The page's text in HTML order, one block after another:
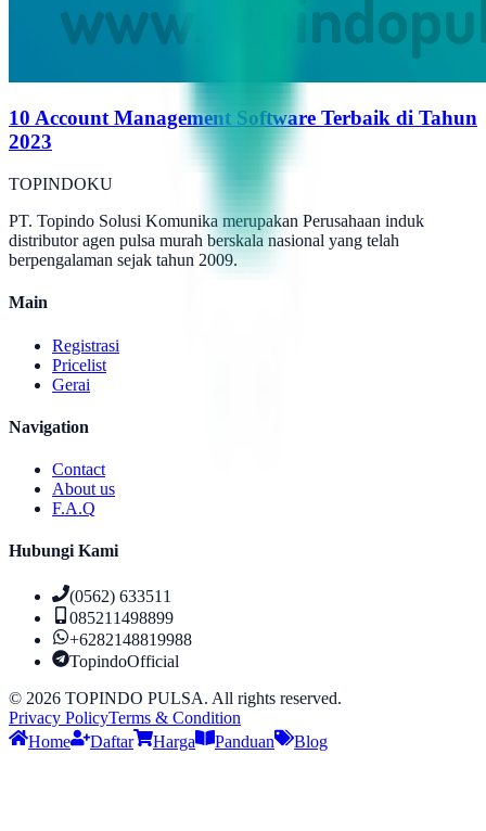
10 Account Management Software Terbaik di Tahun
2023
TOPINDOKU
PT. Topindo Solusi Komunika merupakan Perusahaan induk
distributor agen pulsa murah berskala nasional yang telah
berpengalaman sejak tahun 2009.
Main
Registrasi
Pricelist
Gerai
Navigation
Contact
About us
F.A.Q
Hubungi Kami
(0562) 633511
085211498899
+6282148819988
TopindoOfficial
© 2026 TOPINDO PULSA. All rights reserved.
Privacy PolicyTerms & Condition
Home
Daftar Harga Panduan Blog